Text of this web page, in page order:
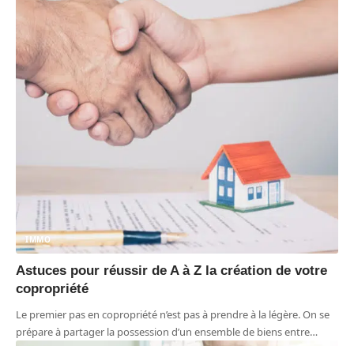
IMMO
Astuces pour réussir de A à Z la création de votre
copropriété
Le premier pas en copropriété n’est pas à prendre à la légère. On se
prépare à partager la possession d’un ensemble de biens entre…